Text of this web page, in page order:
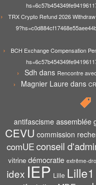
TRX Crypto Refund 2026
BCH Exchange Compensation
Sdh dans Rencontre
Magnier Laure dans
antifascisme assemblée
CEVU commission
comUEconseil
vitrine démocratie extrême-
idex IEP Lille Lille1